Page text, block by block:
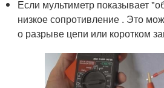
Если мультиметр показывает
низкое сопротивление . Это
о разрыве цепи или коротком